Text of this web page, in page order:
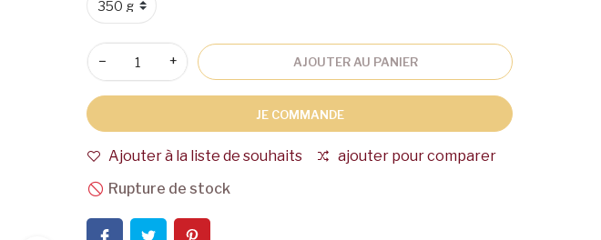
− + AJOUTER AU PANIER
JE COMMANDE
Ajouter à la liste de souhaits
ajouter pour comparer
Rupture de stock